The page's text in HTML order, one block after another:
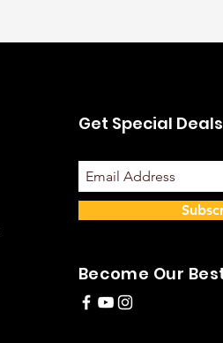
Get Special
Become Our